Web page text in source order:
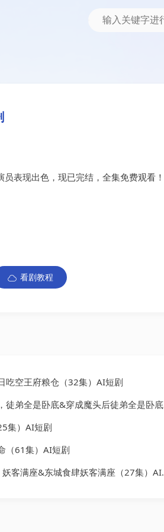
表现出色，现已完结，全集免费观看！
看剧教程
吃空王府粮仓（32集）AI短剧
全是卧底&穿成魔头后徒弟全是卧底（30集）AI短剧
集）AI短剧
（61集）AI短剧
客满座&东城食肆妖客满座（27集）AI短剧